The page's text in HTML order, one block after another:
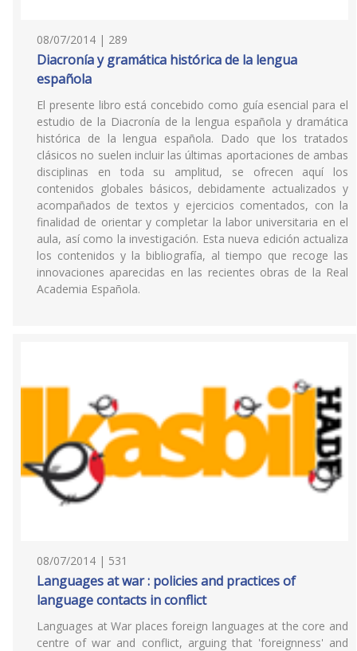
08/07/2014 | 289
Diacronía y gramática histórica de la lengua
española
El presente libro está concebido como guía esencial para el
estudio de la Diacronía de la lengua española y dramática
histórica de la lengua española. Dado que los tratados
clásicos no suelen incluir las últimas aportaciones de ambas
disciplinas en toda su amplitud, se ofrecen aquí los
contenidos globales básicos, debidamente actualizados y
acompañados de textos y ejercicios comentados, con la
finalidad de orientar y completar la labor universitaria en el
aula, así como la investigación. Esta nueva edición actualiza
los contenidos y la bibliografía, al tiempo que recoge las
innovaciones aparecidas en las recientes obras de la Real
Academia Española.
08/07/2014 | 531
Languages at war : policies and practices of
language contacts in conflict
Languages at War places foreign languages at the core and
centre of war and conflict, arguing that 'foreignness' and